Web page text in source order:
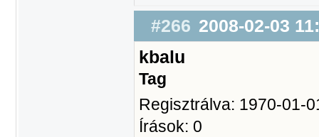
#266 2008-02-03
kbalu
Tag
Regisztrálva: 1970-01-
Írások: 0